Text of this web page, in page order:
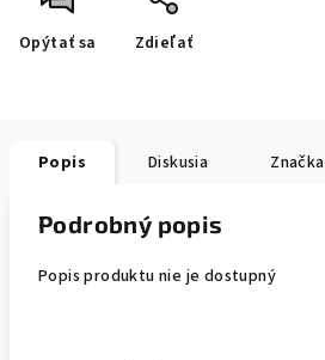
Opýtať sa Zdieľať
Popis Diskusia Značka
Podrobný popis
Popis produktu nie je dostupný